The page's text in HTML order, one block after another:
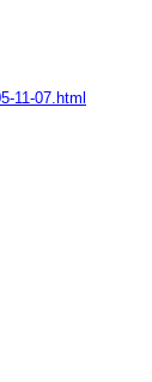
11-07.html